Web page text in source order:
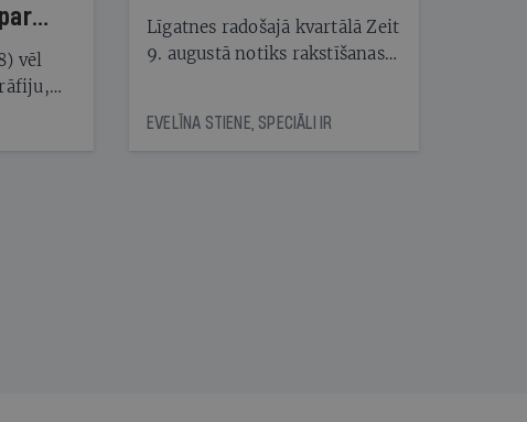
vēl
kad
Līgatnes radošajā kvartālā Zeit
9. augustā notiks rakstīšanas
EVELĪNA STIENE, SPECIĀLI IR